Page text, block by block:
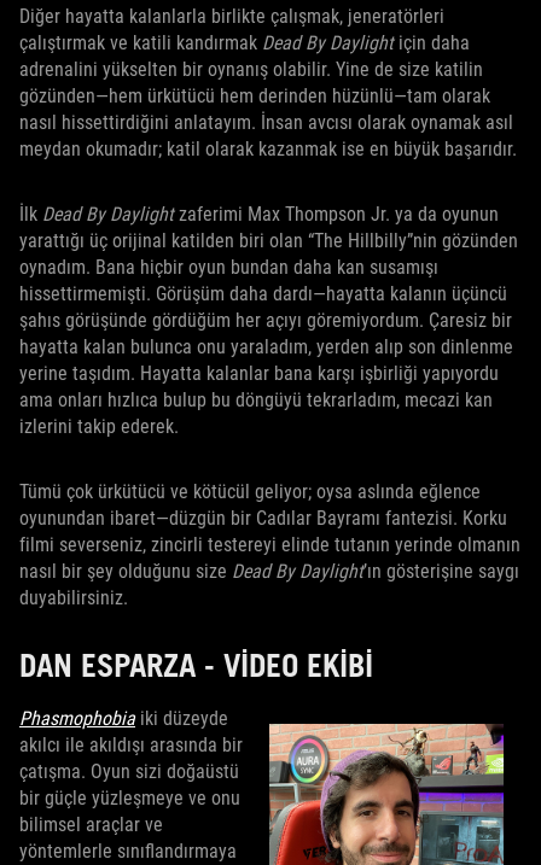
Diğer hayatta kalanlarla birlikte çalışmak, jeneratörleri
çalıştırmak ve katili kandırmak Dead By Daylightiçin daha
adrenalini yükselten bir oynanış olabilir. Yine de size katilin
gözünden—hem ürkütücü hem derinden hüzünlü—tam olarak
nasıl hissettirdiğini anlatayım. İnsan avcısı olarak oynamak asıl
meydan okumadır; katil olarak kazanmak ise en büyük başarıdır.
İlk Dead By Daylightzaferimi Max Thompson Jr. ya da oyunun
yarattığı üç orijinal katilden biri olan “The Hillbilly”nin gözünden
oynadım. Bana hiçbir oyun bundan daha kan susamışı
hissettirmemişti. Görüşüm daha dardı—hayatta kalanın üçüncü
şahıs görüşünde gördüğüm her açıyı göremiyordum. Çaresiz bir
hayatta kalan bulunca onu yaraladım, yerden alıp son dinlenme
yerine taşıdım. Hayatta kalanlar bana karşı işbirliği yapıyordu
ama onları hızlıca bulup bu döngüyü tekrarladım, mecazi kan
izlerini takip ederek.
Tümü çok ürkütücü ve kötücül geliyor; oysa aslında eğlence
oyunundan ibaret—düzgün bir Cadılar Bayramı fantezisi. Korku
filmi severseniz, zincirli testereyi elinde tutanın yerinde olmanın
nasıl bir şey olduğunu size Dead By Daylight’ın gösterişine saygı
duyabilirsiniz.
DAN ESPARZA - VIDEO EKIBI
Phasmophobiaiki düzeyde
akılcı ile akıldışı arasında bir
çatışma. Oyun sizi doğaüstü
bir güçle yüzleşmeye ve onu
bilimsel araçlar ve
yöntemlerle sınıflandırmaya